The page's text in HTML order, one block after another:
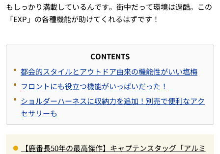
もしっかり満載しているんです。街中だって環境は過酷。この
「EXP」の各種機能が助けてくれるはずです！
CONTENTS
都会的スタイルとアウトドア由来の機能性がいい塩梅
フロントにも役立つ機能がいっぱいだった！
ショルダーハーネスに収納力を追加！別売で便利なアク
セサリーも
【鹿番長50年の最高傑作】キャプテンスタッグ「アルミ